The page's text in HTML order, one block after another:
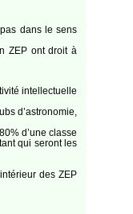
dans le sens
ZEP ont droit à
intellectuelle
d’astronomie,
d’une classe
qui seront les
des ZEP